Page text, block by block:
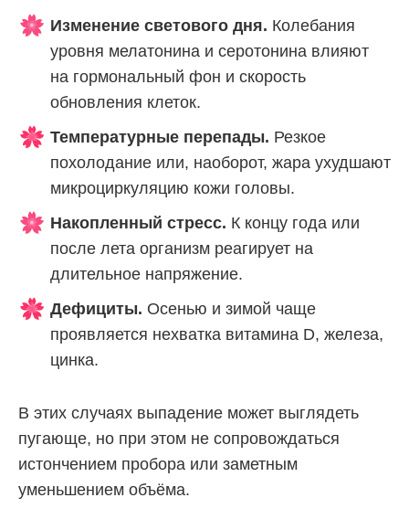
Изменение светового дня. Колебания
уровня мелатонина и серотонина влияют
на гормональный фон и скорость
обновления клеток.
Температурные перепады. Резкое
похолодание или, наоборот, жара ухудшают
микроциркуляцию кожи головы.
Накопленный стресс. К концу года или
после лета организм реагирует на
длительное напряжение.
Дефициты. Осенью и зимой чаще
проявляется нехватка витамина D, железа,
цинка.
В этих случаях выпадение может выглядеть
пугающе, но при этом не сопровождаться
истончением пробора или заметным
уменьшением объёма.